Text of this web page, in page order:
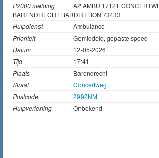
P2000 melding
A2 AMBU 17121
BARENDRECHT BARDRT BON 73433
Hulpdienst
Ambulance
Prioriteit
Gemiddeld, gepaste spoed
Datum
12-05-2026
Tijd
17:41
Plaats
Barendrecht
Straat
Concertweg
Postcode
2992NM
Hulpverlening
Onbekend